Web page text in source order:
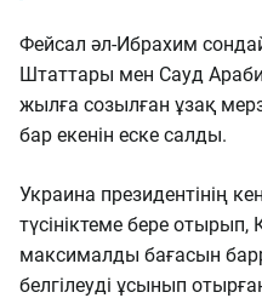
Фейсал әл-Ибрахим
Штаттары мен Сауд
жылға созылған ұзақ
бар екенін еске салды.
Украина президентінің
түсініктеме бере
максималды бағасын
белгілеуді ұсынып